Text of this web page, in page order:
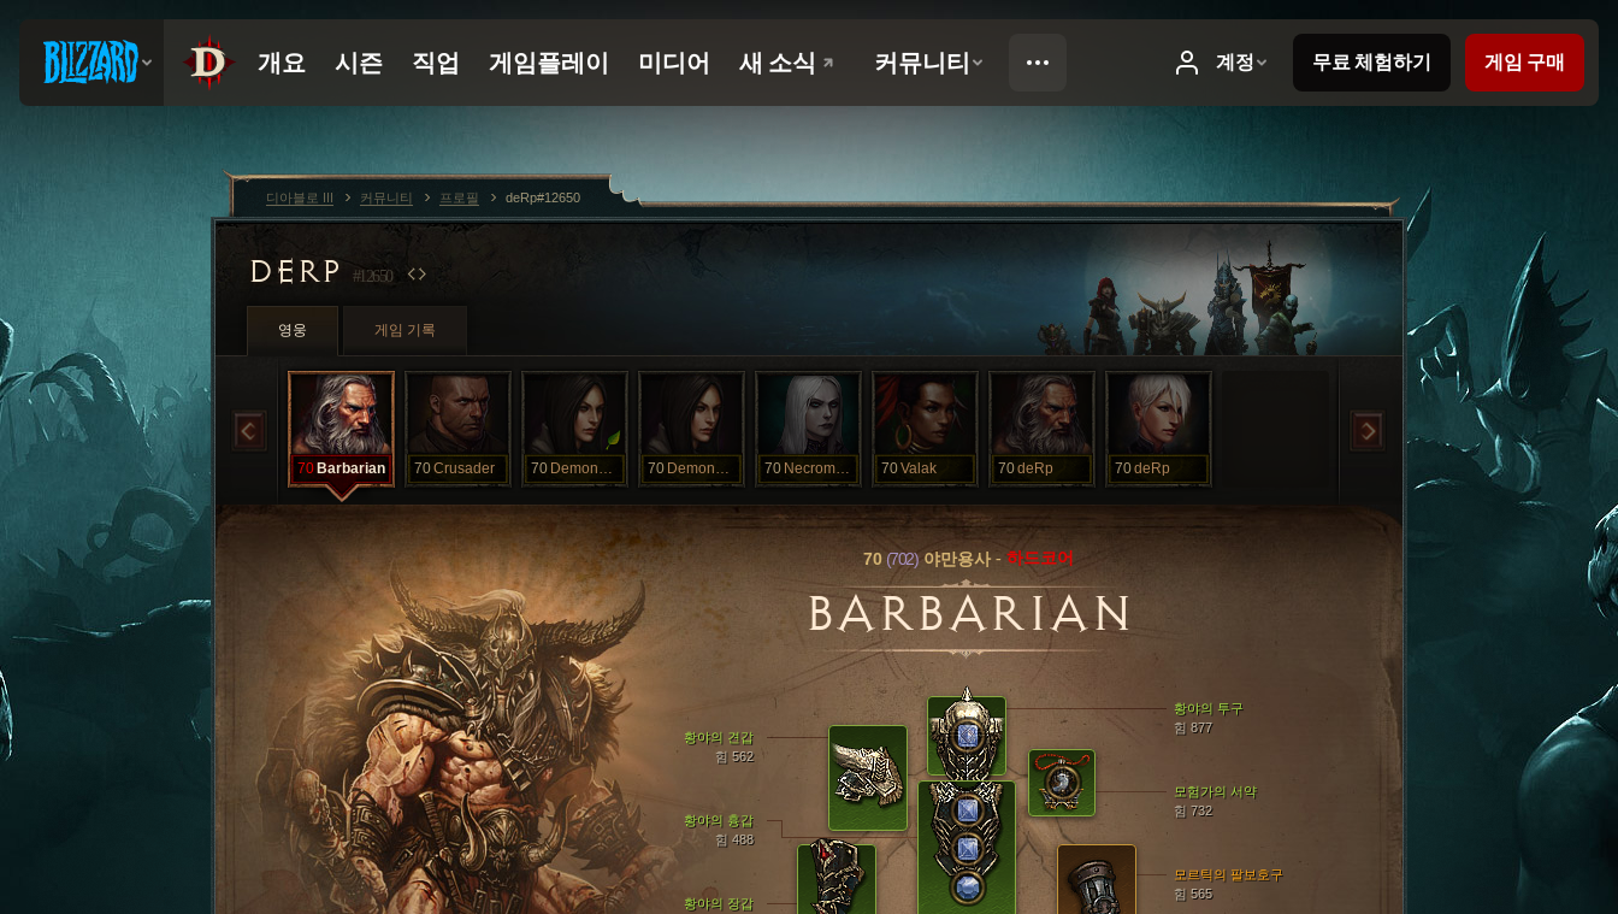
DERP #12650
영웅 게임 기록
70 Barbarian 70Crusader 70 DemonHunter 70 DemonHunter 70 Necromancer 70Valak 70deRp 70deRp
70 (702)야만용사 - 하드코어
BARBARIAN
황야의 투구
힘 877
황야의 흉갑
힘 488
황야의 장갑
황야의 견갑
힘 562
모르틱의 팔보호구
힘 565
모험가의 서약
힘 732
디아블로 III 커뮤니티 프로필 deRp#12650